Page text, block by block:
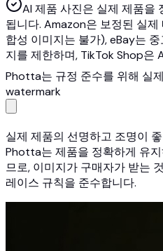
AI 제품 사진은 실제 제품을
됩니다. Amazon은 보정된 실
합성 이미지는 불가), eBay는
지를 제한하며, TikTok Shop은
Photta는 규정 준수를 위해 실
watermark
실제 제품의 선명하고 조명이
Photta는 제품을 정확하게 유
므로, 이미지가 구매자가 받는
레이스 규칙을 준수합니다.